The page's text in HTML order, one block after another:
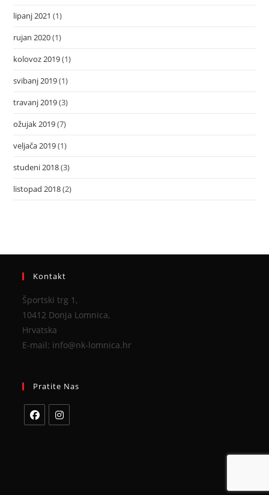
lipanj 2021 (1)
rujan 2020(1)
kolovoz 2019(1)
svibanj 2019(1)
travanj 2019(3)
ožujak 2019(7)
veljača 2019(1)
studeni 2018(3)
listopad 2018(2)
Kontakt
Športski trg 1,
10412 Donja Lomnica,
Hrvatska
E-mail: info@nk-lomnica.hr
Pratite Nas